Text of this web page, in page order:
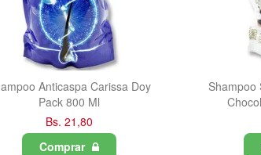
Anticaspa Carissa Doy
Pack 800 Ml
Bs. 21,80
Comprar
Shampoo